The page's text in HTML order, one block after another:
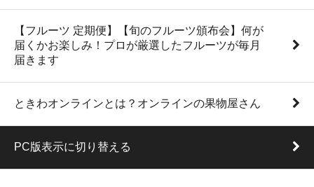
【フルーツ 定期便】【旬のフルーツ頒布会】何が
届くかお楽しみ！プロが厳選したフルーツが毎月
届きます
ときわオンラインとは？オンラインの果物屋さん
PC版表示に切り替える